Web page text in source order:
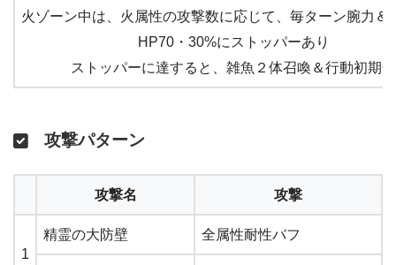
火ゾーン中は、火属性の攻撃数に応じて、毎ターン腕力＆
HP70・30%にストッパーあり
ストッパーに達すると、雑魚２体召喚＆行動初期化
攻撃パターン
攻撃名 攻撃
1
精霊の大防壁 全属性耐性バフ